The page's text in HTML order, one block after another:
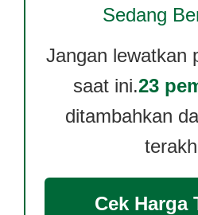
Sedang
Jangan lewatkan
saat ini.23
ditambahkan
Cek Harga